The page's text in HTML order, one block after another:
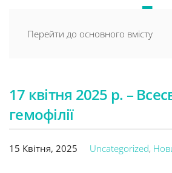
Перейти до основного вмісту
17 квітня 2025 р. –
гемофілії
15 Квітня, 2025 Uncategorized,